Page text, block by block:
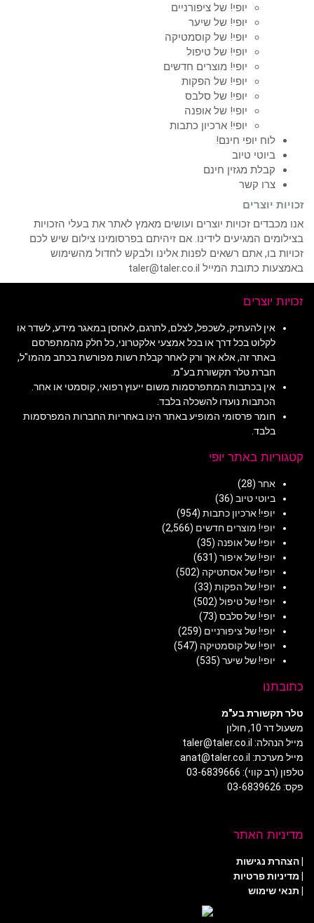
יופי! של ציפורניים
יופי! של שיער
יופי! של קוסמטיקה
יופי! של טיפול
יופי! מוצרים חדשים
יופי! של הפקות
יופי! של סלבס
יופי! של אופנה
יופי! ארכיון כתבות
לוח יופי חינם!
ביוטי טיוב
קבלת מגזין חינם
צרו קשר
זכויות יוצרים
אנו מכבדים זכויות יוצרים ועושים מאמץ לאתר את בעלי הזכויות
בצילומים המגיעים לידינו. אם זיהיתם בפרסומינו צילום שיש לכם
זכויות בו, אתם רשאים לפנות אלינו ולבקש לחדול מהשימוש
באמצעות כתובת המייל taler@taler.co.il
זכויות יוצרים
אין להעתיק, לשכפל, לצלם, לתרגם, לאחסן במאגר מידע, לשדר או
לקלוט בכל דרך או בכל אמצעי אלקטרוני, כל חלק מהמתפרסם
באתר זה, אלא אך ורק לאחר קבלת רשות מפורשת בכתב מהמו"ל,
חברת טלר תקשורת בע"מ.
אין בכתבות המתפרסמות משום ייעוץ רפואי, קוסמטי או אחר.
הכתבות נועדו להשכלה בלבד.
חומר פרסומי המופיע באתר הינו באחריות החברות המפרסמות
בלבד.
קטגוריות באתר יופי
אחר (28)
ביוטי טיוב (36)
יופי! ארכיון כתבות (954)
יופי! מוצרים חדשים (2,566)
יופי! של אופנה (35)
יופי! של איפור (631)
יופי! של אסתטיקה (502)
יופי! של הפקות (33)
יופי! של טיפול (502)
יופי! של סלבס (73)
יופי! של ציפורניים (259)
יופי! של קוסמטיקה (547)
יופי! של שיער (535)
כתובתנו
טלר תקשורת בע"מ
משעול דר 10, חולון
מייל הנהלה: taler@taler.co.il
מייל מערכת: anat@taler.co.il
טלפון (רב קווי): 03-6839666
פקס: 03-6839626
מדיניות האתר
|הצהרת נגישות
| מדיניות פרטיות
| תנאי שימוש